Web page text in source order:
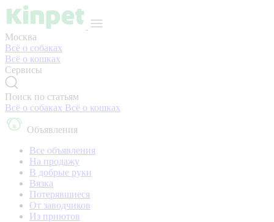
Москва
Всё о собаках
Всё о кошках
Сервисы
Поиск по статьям
Всё о собаках Всё о кошках
Объявления
Все объявления
На продажу
В добрые руки
Вязка
Потерявшиеся
От заводчиков
Из приютов